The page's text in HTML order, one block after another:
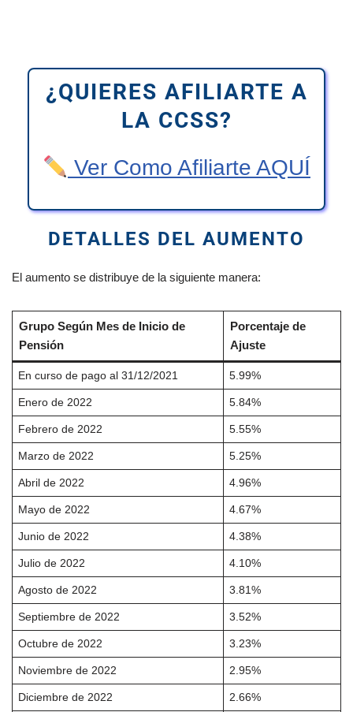
¿QUIERES AFILIARTE A
LA CCSS?
Ver Como Afiliarte AQUÍ
DETALLES DEL AUMENTO
El aumento se distribuye de la siguiente manera:
Grupo Según Mes de Inicio de
Pensión
Porcentaje de
Ajuste
En curso de pago al 31/12/2021 5.99%
Enero de 2022 5.84%
Febrero de 2022 5.55%
Marzo de 2022 5.25%
Abril de 2022 4.96%
Mayo de 2022 4.67%
Junio de 2022 4.38%
Julio de 2022 4.10%
Agosto de 2022 3.81%
Septiembre de 2022 3.52%
Octubre de 2022 3.23%
Noviembre de 2022 2.95%
Diciembre de 2022 2.66%